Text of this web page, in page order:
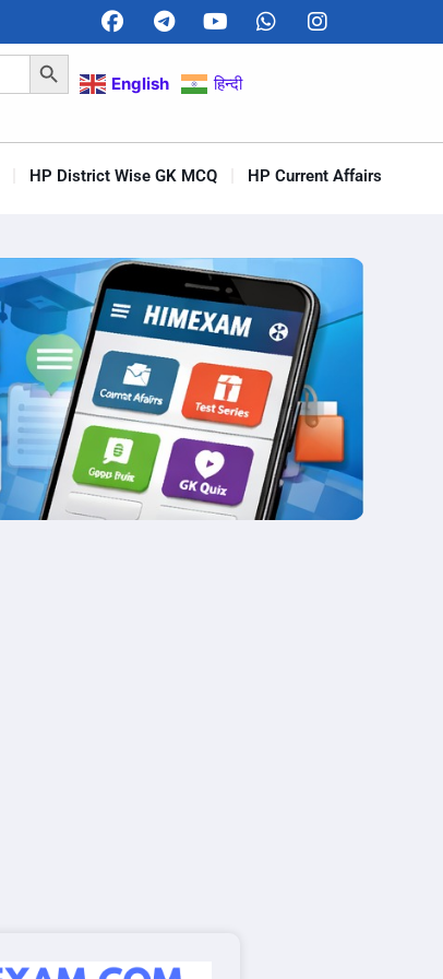
Search Button
English
हिन्दी
HP District Wise GK MCQ HP Current Affairs